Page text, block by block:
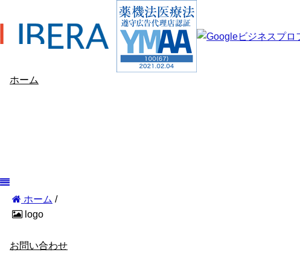
ホーム
GBP情報
お問い合わせ
ホーム /
logo